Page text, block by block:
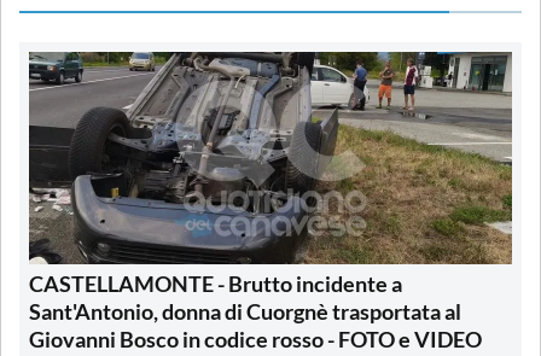
CASTELLAMONTE - Brutto incidente a
Sant'Antonio, donna di Cuorgnè trasportata al
Giovanni Bosco in codice rosso - FOTO e VIDEO